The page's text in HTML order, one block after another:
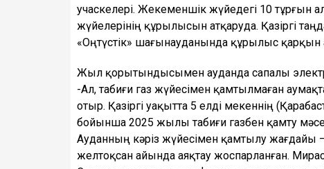
учаскелері. Жекеменшік жүйедегі 10
жүйелерінің құрылысын атқаруда. Қазіргі
«Оңтүстік» шағынауданында құрылыс қарқын
Жыл қорытындысымен ауданда сапалы электр
-Ал, табиғи газ жүйесімен қамтылмаған
отыр. Қазіргі уақытта 5 елді мекеннің
бойынша 2025 жылы табиғи газбен қамту
Ауданның кәріз жүйесімен қамтылу жағдайы
желтоқсан айында аяқтау жоспарланған.